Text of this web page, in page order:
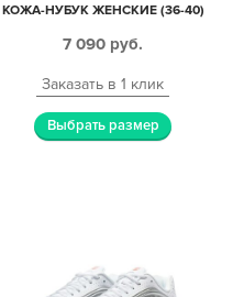
КОЖА-НУБУК ЖЕНСКИЕ (36-40)
7 090 руб.
Заказать в 1 клик
Выбрать размер